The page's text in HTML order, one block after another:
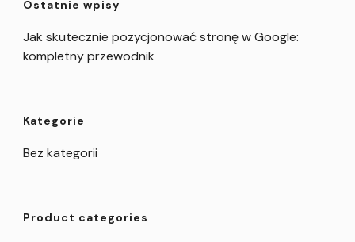
Ostatnie wpisy
Jak skutecznie pozycjonować stronę w Google:
kompletny przewodnik
Kategorie
Bez kategorii
Product categories